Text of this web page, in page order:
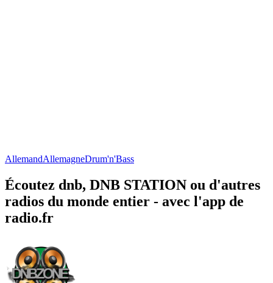
AllemandAllemagneDrum'n'Bass
Écoutez dnb, DNB STATION ou d'autres
radios du monde entier - avec l'app de
radio.fr